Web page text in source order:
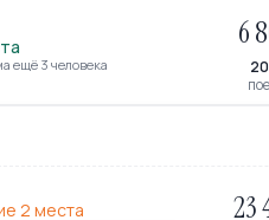
ещё 3 человека
6
2 места 23